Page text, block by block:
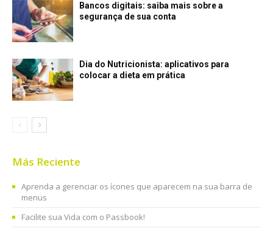
Bancos digitais: saiba mais sobre a
segurança de sua conta
Dia do Nutricionista: aplicativos para
colocar a dieta em prática
Más Reciente
Aprenda a gerenciar os ícones que aparecem na sua barra de
menus
Facilite sua Vida com o Passbook!